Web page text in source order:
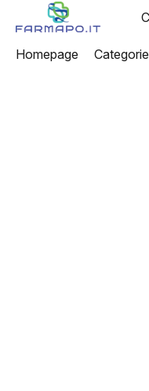
Homepage Categorie